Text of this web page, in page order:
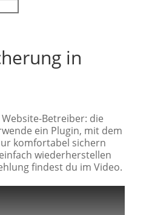
in
Betreiber: die
ein Plugin, mit dem
komfortabel sichern
wiederherstellen
findest du im Video.